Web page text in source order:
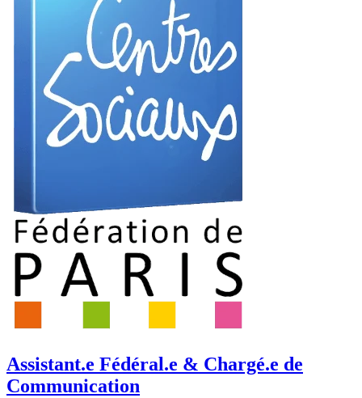
Assistant.e Fédéral.e & Chargé.e de
Communication